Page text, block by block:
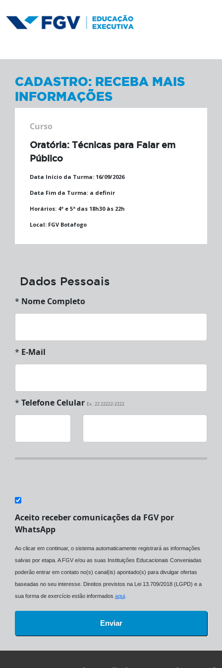
CADASTRO: RECEBA MAIS
INFORMAÇÕES
Curso
Oratória: Técnicas para Falar em
Público
Data Início da Turma: 16/09/2026
Data Fim da Turma: a definir
Horários: 4ª e 5ª das 18h30 às 22h
Local: FGV Botafogo
Dados Pessoais
* Nome Completo
* E-Mail
* Telefone Celular Ex.: 22 22222-2222
Aceito receber comunicações da FGV por
WhatsApp
Ao clicar em continuar, o sistema automaticamente registrará as informações
salvas por etapa. A FGV e/ou as suas Instituições Educacionais Conveniadas
poderão entrar em contato no(s) canal(is) apontado(s) para divulgar ofertas
baseadas no seu interesse. Direitos previstos na Lei 13.709/2018 (LGPD) e a
sua forma de exercício estão informados aqui
Enviar